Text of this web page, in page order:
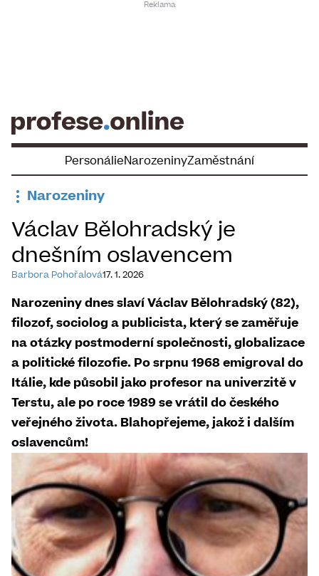
PersonálieNarozeninyZaměstnání
Narozeniny
Václav Bělohradský je
dnešním oslavencem
Barbora Pohořalová17. 1. 2026
Narozeniny dnes slaví Václav Bělohradský (82),
filozof, sociolog a publicista, který se zaměřuje
na otázky postmoderní společnosti, globalizace
a politické filozofie. Po srpnu 1968 emigroval do
Itálie, kde působil jako profesor na univerzitě v
Terstu, ale po roce 1989 se vrátil do českého
veřejného života. Blahopřejeme, jakož i dalším
oslavencům!